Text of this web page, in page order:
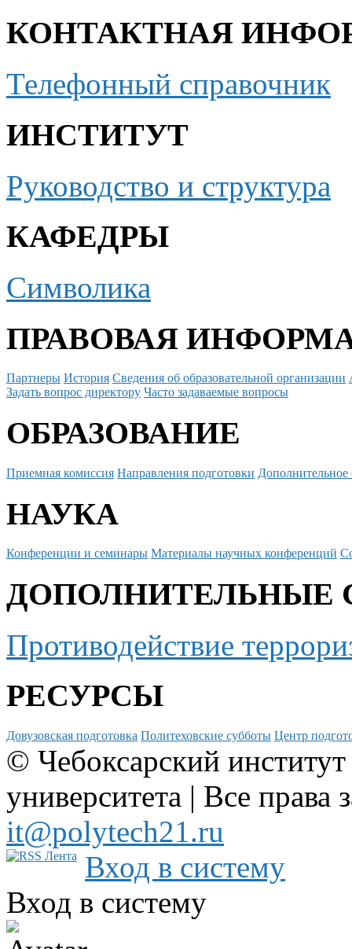
КОНТАКТНАЯ
Телефонный справочник
ИНСТИТУТ
Руководство и структура
КАФЕДРЫ
Символика
ПРАВОВАЯ
Партнеры История Сведения об образовательной организации
Задать вопрос директору Часто задаваемые вопросы
ОБРАЗОВАНИЕ
Приемная комиссия Направления подготовки Дополнительное
НАУКА
Конференции и семинары Материалы научных конференций
ДОПОЛНИТЕЛЬНЫЕ
Противодействие
РЕСУРСЫ
Довузовская подготовка Политеховские субботы Центр
© Чебоксарский
университета | Все
it@polytech21.ru
Вход в систему
Вход в систему